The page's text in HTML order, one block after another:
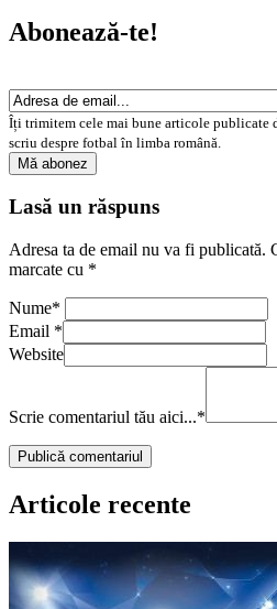
Abonează-te!
Îți trimitem cele mai bune articole publicate
scriu despre fotbal în limba română.
Lasă un răspuns
Adresa ta de email nu va fi publicată.
marcate cu *
Nume*
Email *
Website
Scrie comentariul tău aici...*
Articole recente